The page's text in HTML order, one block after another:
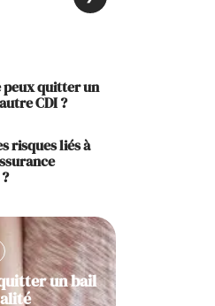
peux quitter un
CDI ?
risques liés à
un bail